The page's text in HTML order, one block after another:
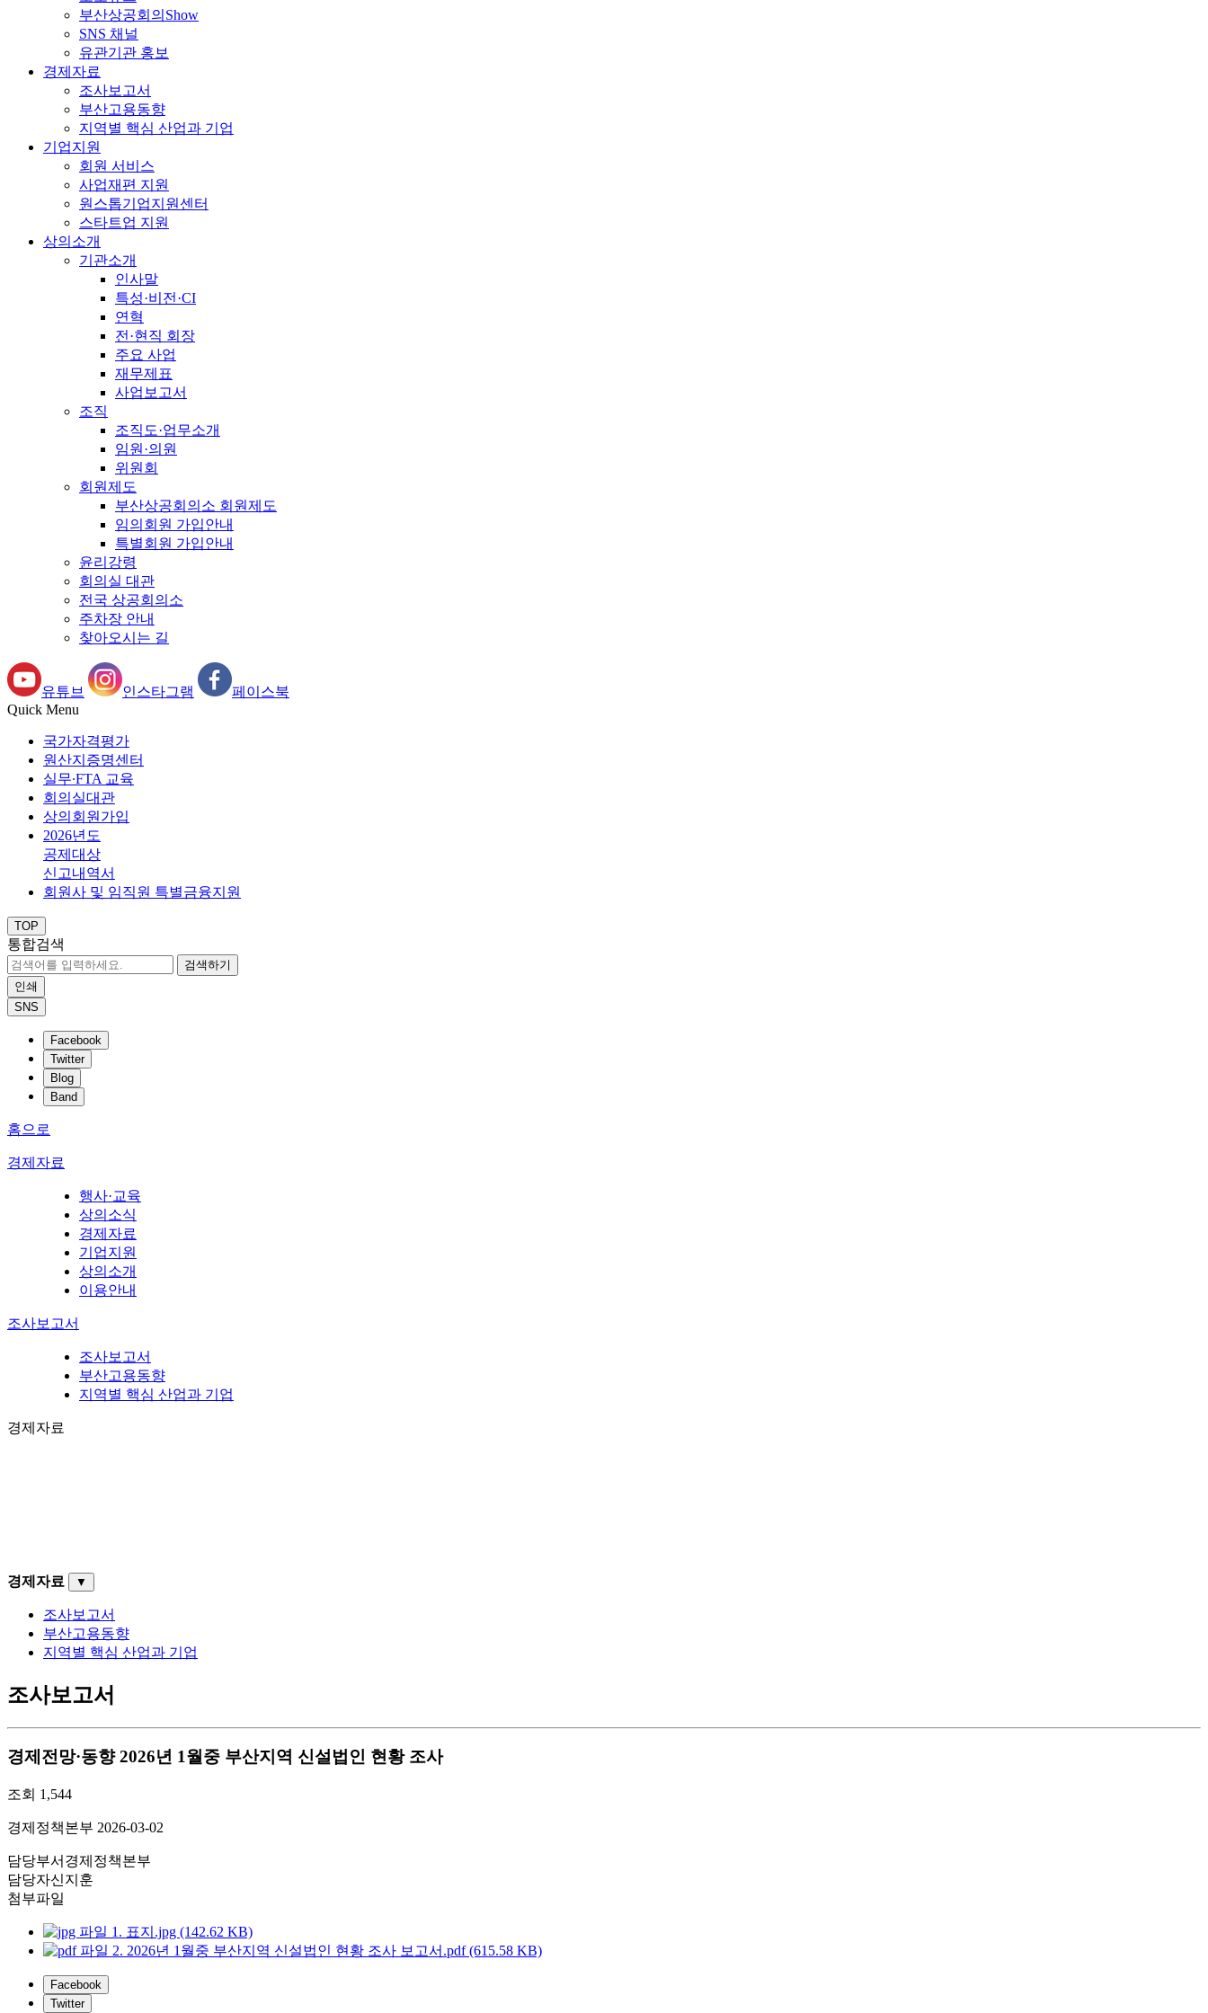
부산상공회의Show
SNS 채널
유관기관 홍보
경제자료
조사보고서
부산고용동향
지역별 핵심 산업과 기업
기업지원
회원 서비스
사업재편 지원
원스톱기업지원센터
스타트업 지원
상의소개
기관소개
인사말
특성·비전·CI
연혁
전·현직 회장
주요 사업
재무제표
사업보고서
조직
조직도·업무소개
임원·의원
위원회
회원제도
부산상공회의소 회원제도
임의회원 가입안내
특별회원 가입안내
윤리강령
회의실 대관
전국 상공회의소
주차장 안내
찾아오시는 길
유튜브 인스타그램
페이스북
Quick Menu
국가자격평가
원산지증명센터
실무∙FTA 교육
회의실대관
상의회원가입
2026년도
공제대상
신고내역서
회원사 및 임직원 특별금융지원
TOP
통합검색
검색하기
인쇄
SNS
Facebook
Twitter
Blog
Band
홈으로
경제자료
행사·교육
상의소식
경제자료
기업지원
상의소개
이용안내
조사보고서
조사보고서
부산고용동향
지역별 핵심 산업과 기업
경제자료
경제자료 ▼
조사보고서
부산고용동향
지역별 핵심 산업과 기업
조사보고서
경제전망·동향 2026년 1월중 부산지역 신설법인 현황 조사
조회 1,544
경제정책본부 2026-03-02
담당부서 경제정책본부
담당자신지훈
첨부파일
1. 표지.jpg (142.62 KB)
2. 2026년 1월중 부산지역 신설법인 현황 조사 보고서.pdf (615.58 KB)
Facebook
Twitter